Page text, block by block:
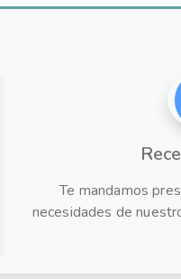
Te mandamos
necesidades de